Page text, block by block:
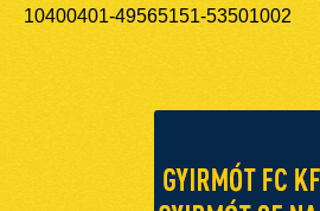
10400401-49565151-53501002